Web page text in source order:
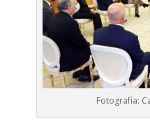
Fotografía: